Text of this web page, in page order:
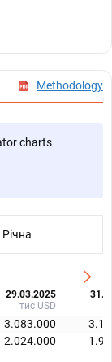
Methodology
charts
Річна
29.03.2025
тис USD
3.083.000
2.024.000